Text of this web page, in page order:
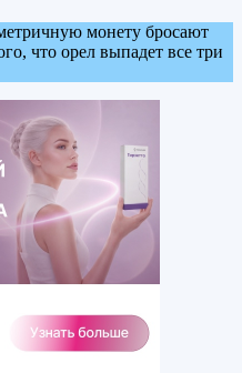
монету бросают
что орел выпадет все три